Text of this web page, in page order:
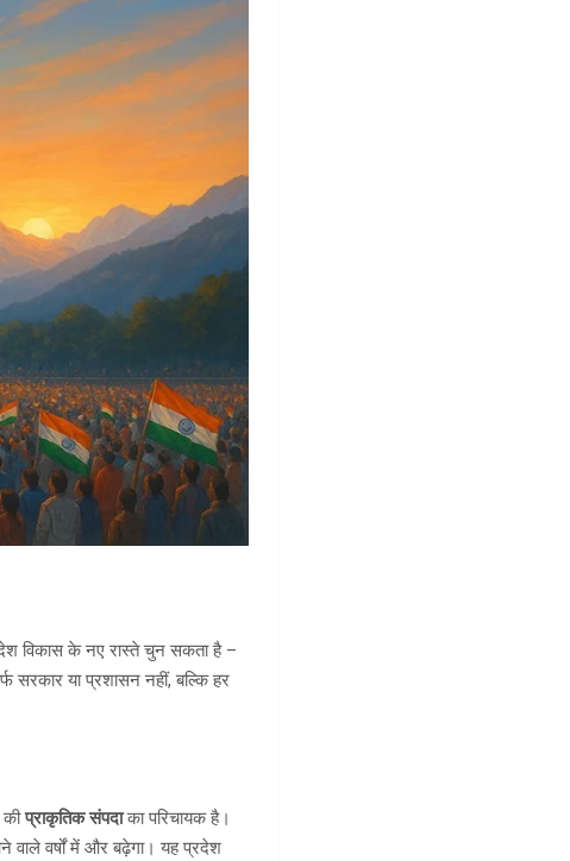
विकास के नए रास्ते चुन सकता है –
सरकार या प्रशासन नहीं, बल्कि हर
कीप्राकृतिक संपदाका परिचायक है।
वाले वर्षों में और बढ़ेगा। यह प्रदेश